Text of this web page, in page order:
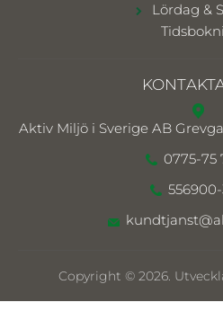
Lördag &
Aktiv Miljö i Sverige AB
0775-75
Copyright © 2026.